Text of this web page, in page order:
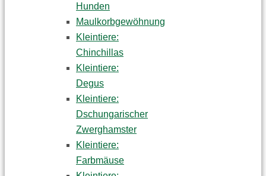
Hunden
Maulkorbgewöhnung
Kleintiere:
Chinchillas
Kleintiere:
Degus
Kleintiere:
Dschungarischer
Zwerghamster
Kleintiere:
Farbmäuse